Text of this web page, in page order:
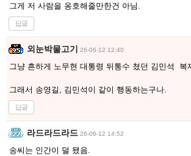
그게 저 사람을 옹호해줄만한건 아님.
답글
외눈박물고기 26-06-12 12:40
그냥 흔하게 노무현 대통령 뒤통수 쳤던 김민석 복
그래서 송영길, 김민석이 같이 행동하는구나.
답글
라드라드라드 26-06-12 14:52
송씨는 인간이 덜 됐음.